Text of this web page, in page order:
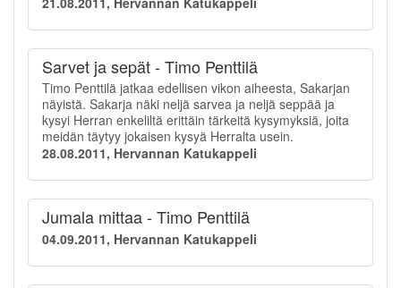
Sarvet ja sepät - Timo Penttilä
Timo Penttilä jatkaa edellisen vikon aiheesta, Sakarjan
näyistä. Sakarja näki neljä sarvea ja neljä seppää ja
kysyi Herran enkeliltä erittäin tärkeitä kysymyksiä, joita
meidän täytyy jokaisen kysyä Herralta usein.
28.08.2011, Hervannan Katukappeli
Jumala mittaa - Timo Penttilä
04.09.2011, Hervannan Katukappeli